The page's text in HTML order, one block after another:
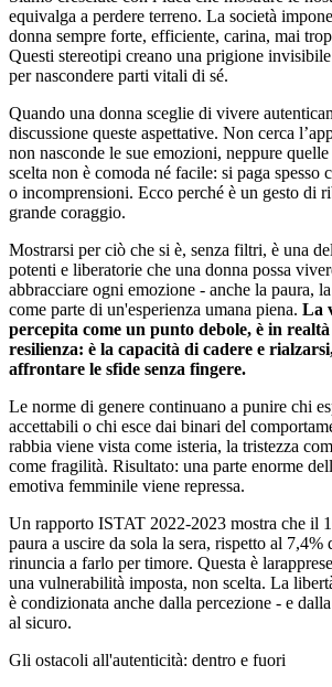
equivalga a perdere terreno. La società
donna sempre forte, efficiente, carina, mai
Questi stereotipi creano una prigione
per nascondere parti vitali di sé.
Quando una donna sceglie di vivere
discussione queste aspettative. Non cerca
non nasconde le sue emozioni, neppure
scelta non è comoda né facile: si paga spesso
o incomprensioni. Ecco perché è un gesto di
grande coraggio.
Mostrarsi per ciò che si è, senza filtri, è una
potenti e liberatorie che una donna possa
abbracciare ogni emozione - anche la paura,
come parte di un'esperienza umana piena. La
percepita come un punto debole, è in realtà
resilienza: è la capacità di cadere e
affrontare le sfide senza fingere.
Le norme di genere continuano a punire chi
accettabili o chi esce dai binari del
rabbia viene vista come isteria, la tristezza
come fragilità. Risultato: una parte enorme
emotiva femminile viene repressa.
Un rapporto ISTAT 2022-2023 mostra che il
paura a uscire da sola la sera, rispetto al
rinuncia a farlo per timore. Questa è
una vulnerabilità imposta, non scelta. La
è condizionata anche dalla percezione - e
al sicuro.
Gli ostacoli all'autenticità: dentro e fuori